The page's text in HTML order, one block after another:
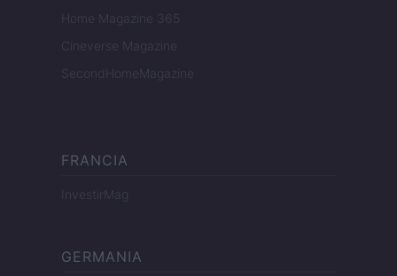
Home Magazine 365
Cineverse Magazine
SecondHomeMagazine
FRANCIA
InvestirMag
GERMANIA